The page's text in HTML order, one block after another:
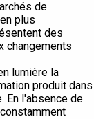
de
plus
des
changements
lumière la
produit dans
En l'absence de